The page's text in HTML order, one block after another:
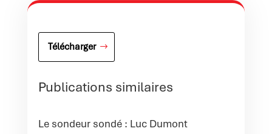
Télécharger
Publications similaires
Le sondeur sondé : Luc Dumont